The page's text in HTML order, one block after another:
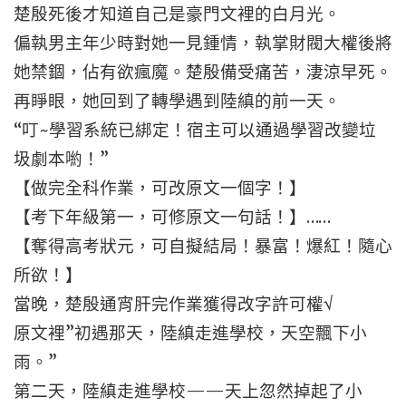
楚殷死後才知道自己是豪門文裡的白月光。
偏執男主年少時對她一見鍾情，執掌財閥大權後將
她禁錮，佔有欲瘋魔。楚殷備受痛苦，淒涼早死。
再睜眼，她回到了轉學遇到陸縝的前一天。
“叮~學習系統已綁定！宿主可以通過學習改變垃
圾劇本喲！”
【做完全科作業，可改原文一個字！】
【考下年級第一，可修原文一句話！】……
【奪得高考狀元，可自擬結局！暴富！爆紅！隨心
所欲！】
當晚，楚殷通宵肝完作業獲得改字許可權√
原文裡”初遇那天，陸縝走進學校，天空飄下小
雨。”
第二天，陸縝走進學校——天上忽然掉起了小